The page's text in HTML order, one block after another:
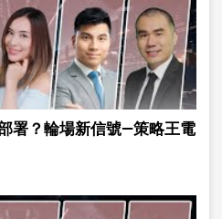
署？輪場新信號—策略王電